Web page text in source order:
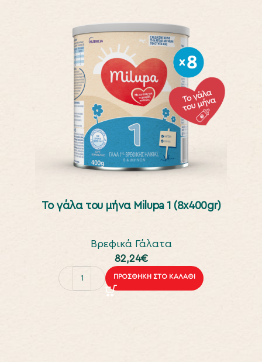
To γάλα του μήνα Milupa 1 (8x400gr)
Βρεφικά Γάλατα
82,24€
ΠΡΟΣΘΉΚΗ ΣΤΟ ΚΑΛΆΘΙ